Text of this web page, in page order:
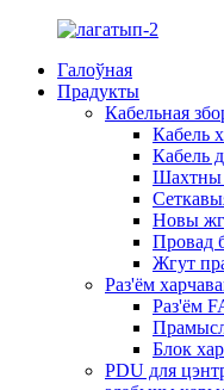
Галоўная
Прадукты
Кабельная
Кабель
Кабель
Шахтны
Новы
Провад
Жгут
Раз'ём
Раз'ём
Блок
PDU для